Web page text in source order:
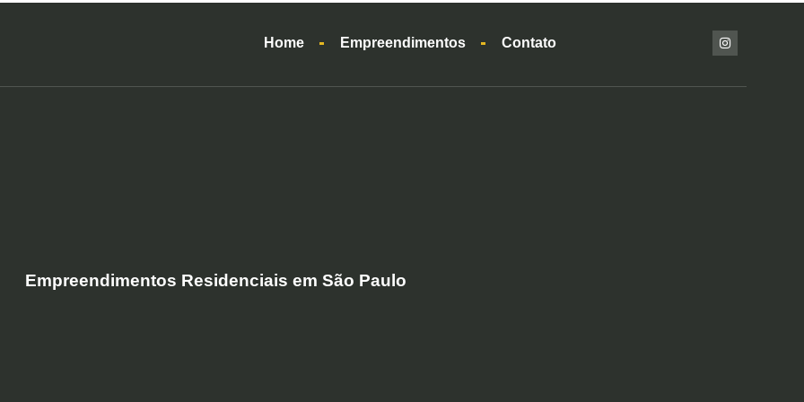
Home Empreendimentos Contato
Empreendimentos Residenciais em São Paulo